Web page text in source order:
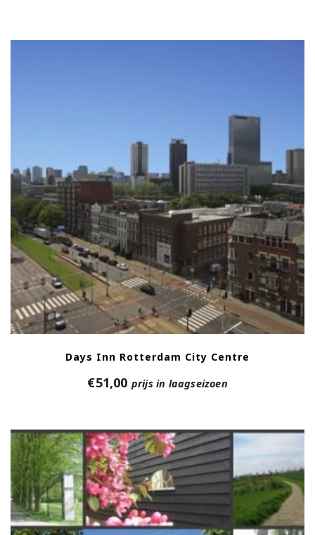
Days Inn Rotterdam City Centre
€51,00 prijs in laagseizoen